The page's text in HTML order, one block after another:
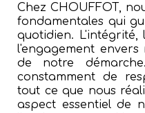
Chez CHOUFFOT,
fondamentales qui
quotidien.
l'engagement
de notre
constamment de
tout ce que nous
aspect essentiel de